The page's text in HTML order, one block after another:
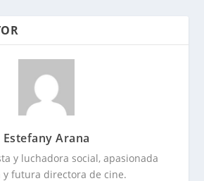
Estefany Arana
y luchadora social, apasionada
y futura directora de cine.